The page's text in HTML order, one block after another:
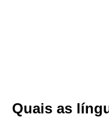
Quais as